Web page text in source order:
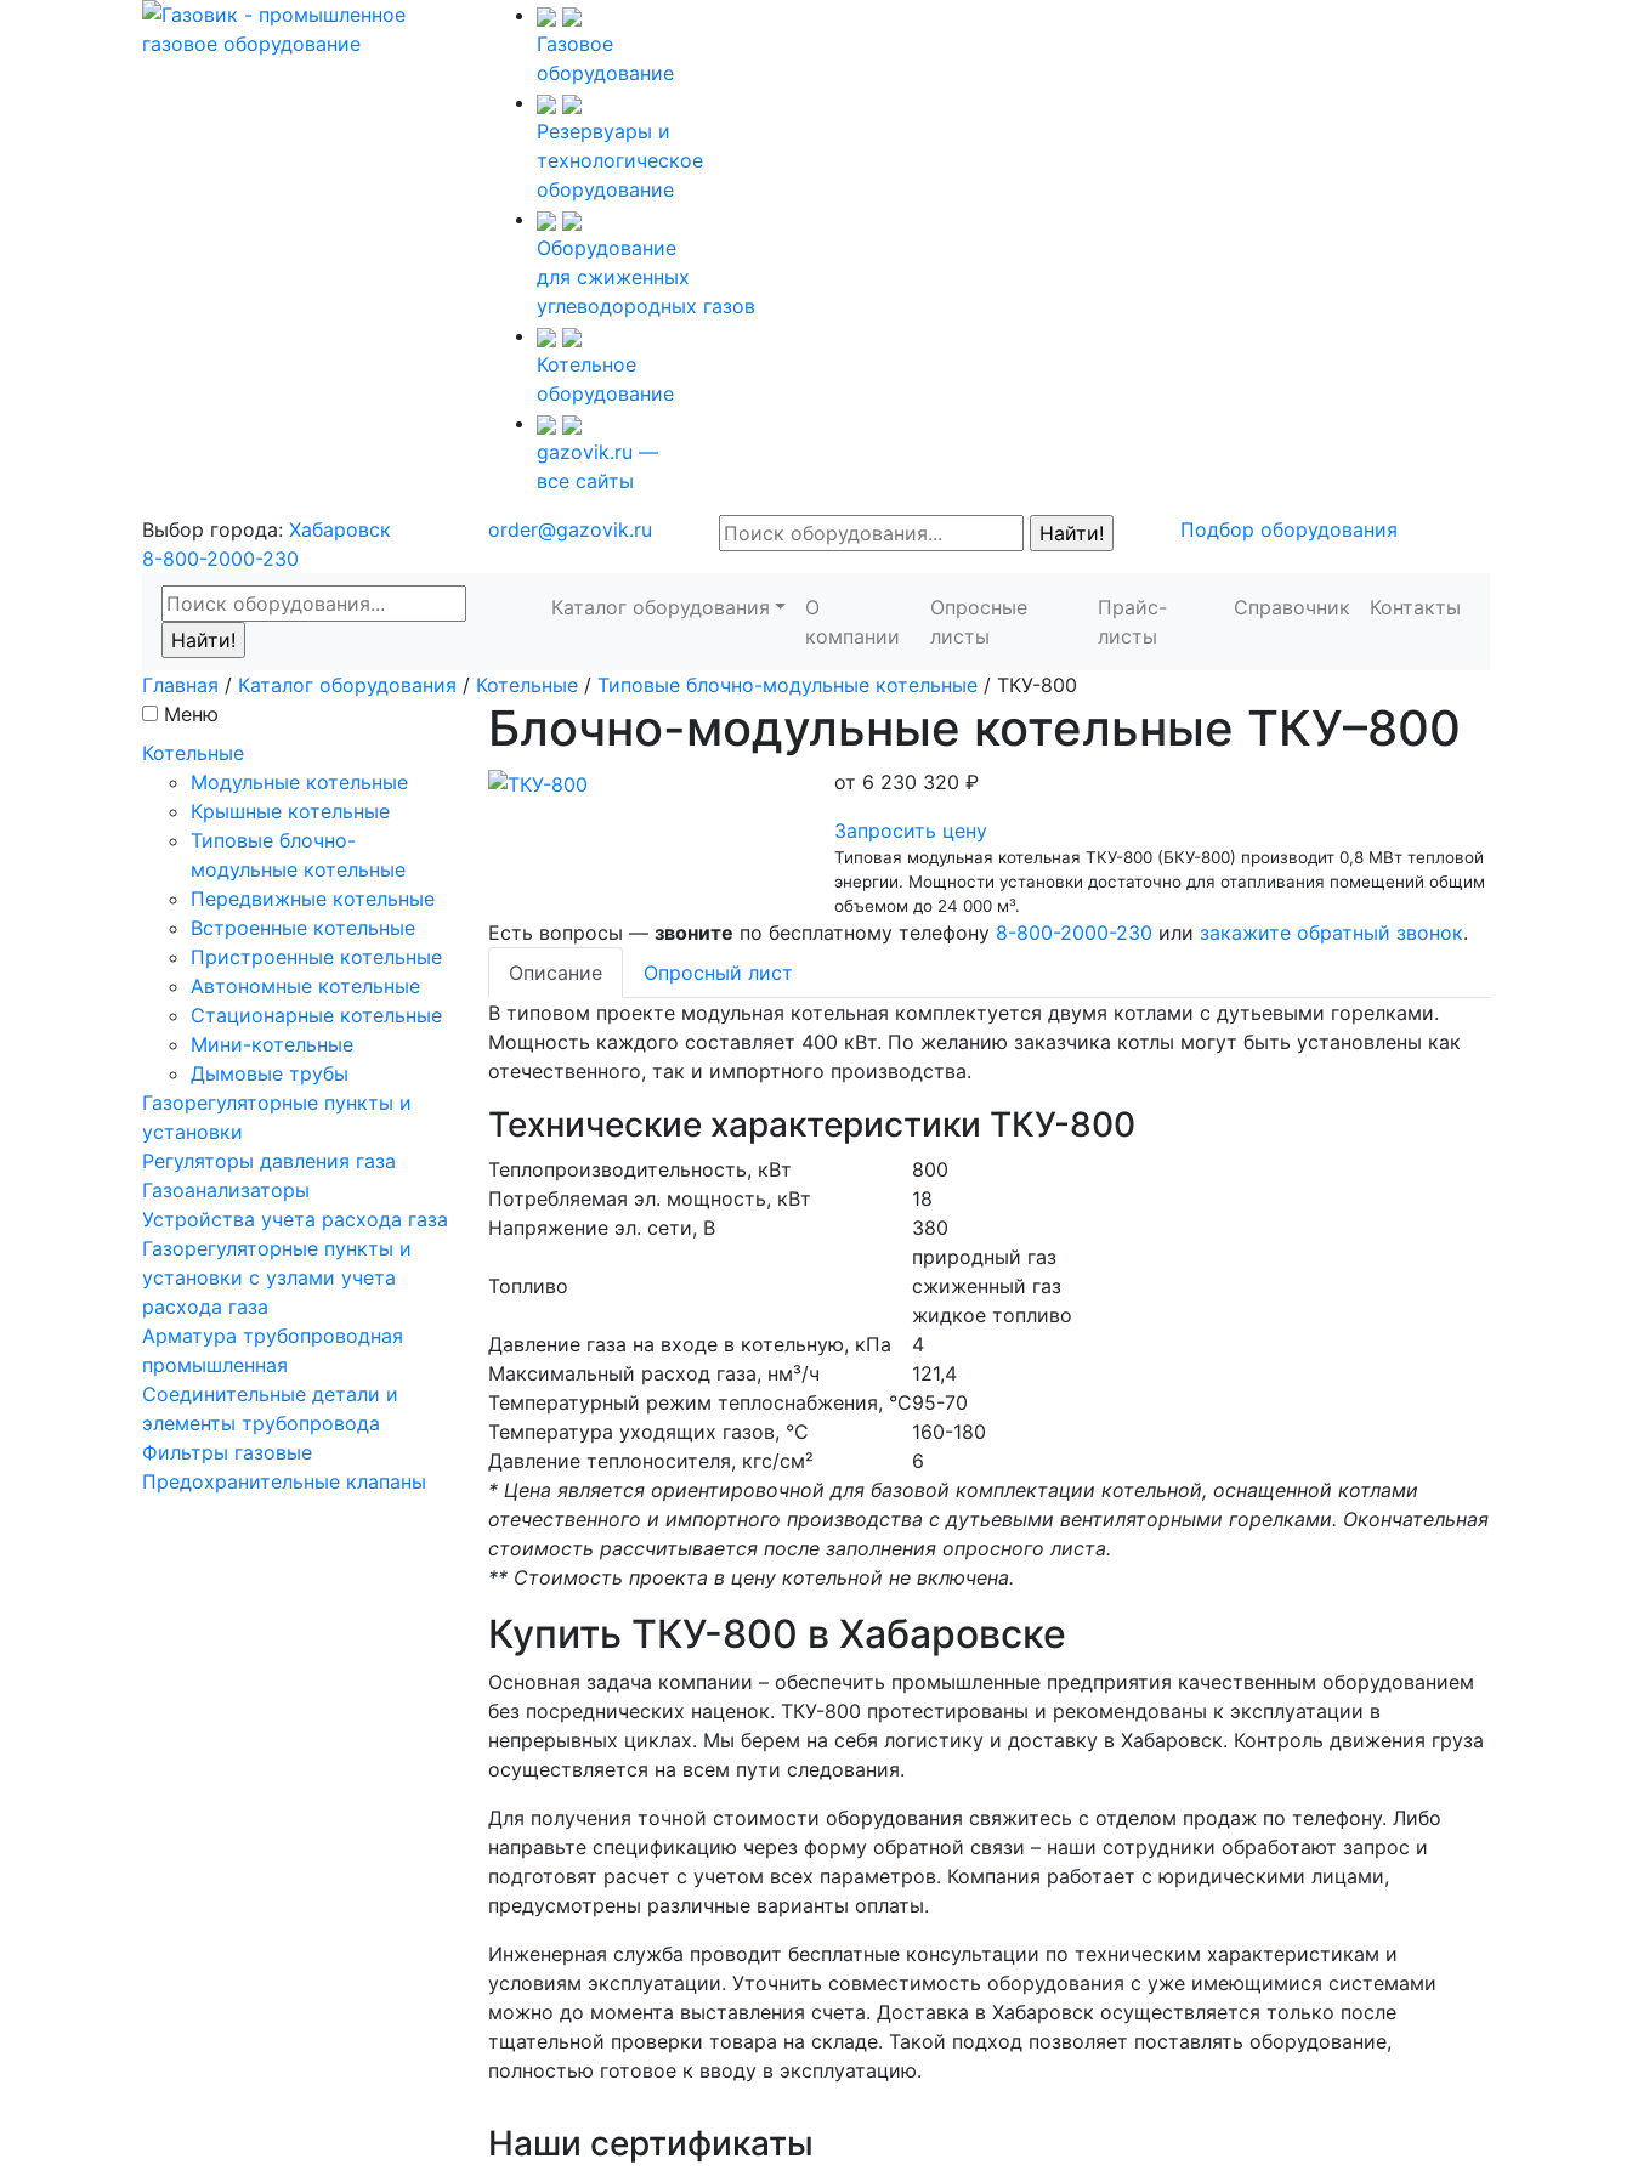
Газовое
оборудование
Резервуары и
технологическое
оборудование
Оборудование
для сжиженных
углеводородных газов
Котельное
оборудование
gazovik.ru —
все сайты
Выбор города: Хабаровск
8-800-2000-230
order@gazovik.ru Подбор оборудования
Каталог оборудования
О
компании
Опросные
листы
Прайс-
листы
Справочник Контакты
Главная / Каталог оборудования / Котельные / Типовые блочно-модульные котельные / ТКУ-800
Меню
Котельные
Модульные котельные
Крышные котельные
Типовые блочно-
модульные котельные
Передвижные котельные
Встроенные котельные
Пристроенные котельные
Автономные котельные
Стационарные котельные
Мини-котельные
Дымовые трубы
Газорегуляторные пункты и
установки
Регуляторы давления газа
Газоанализаторы
Устройства учета расхода газа
Газорегуляторные пункты и
установки с узлами учета
расхода газа
Арматура трубопроводная
промышленная
Соединительные детали и
элементы трубопровода
Фильтры газовые
Предохранительные клапаны
Блочно-модульные котельные ТКУ–800
от 6 230 320 ₽
Запросить цену
Типовая модульная котельная ТКУ-800 (БКУ-800) производит 0,8 МВт тепловой
энергии. Мощности установки достаточно для отапливания помещений общим
объемом до 24 000 м³.
Есть вопросы — звоните по бесплатному телефону 8-800-2000-230 или закажите обратный звонок.
Описание
Опросный лист
В типовом проекте модульная котельная комплектуется двумя котлами с дутьевыми горелками.
Мощность каждого составляет 400 кВт. По желанию заказчика котлы могут быть установлены как
отечественного, так и импортного производства.
Технические характеристики ТКУ-800
Теплопроизводительность, кВт
800
Потребляемая эл. мощность, кВт
18
Напряжение эл. сети, В
380
Топливо
природный газ
сжиженный газ
жидкое топливо
Давление газа на входе в котельную, кПа
4
Максимальный расход газа, нм³/ч
121,4
Температурный режим теплоснабжения, °С95-70
Температура уходящих газов, °С
160-180
Давление теплоносителя, кгс/см²
6
* Цена является ориентировочной для базовой комплектации котельной, оснащенной котлами
отечественного и импортного производства с дутьевыми вентиляторными горелками. Окончательная
стоимость рассчитывается после заполнения опросного листа.
** Стоимость проекта в цену котельной не включена.
Купить ТКУ-800 в Хабаровске
Основная задача компании – обеспечить промышленные предприятия качественным оборудованием
без посреднических наценок. ТКУ-800 протестированы и рекомендованы к эксплуатации в
непрерывных циклах. Мы берем на себя логистику и доставку в Хабаровск. Контроль движения груза
осуществляется на всем пути следования.
Для получения точной стоимости оборудования свяжитесь с отделом продаж по телефону. Либо
направьте спецификацию через форму обратной связи – наши сотрудники обработают запрос и
подготовят расчет с учетом всех параметров. Компания работает с юридическими лицами,
предусмотрены различные варианты оплаты.
Инженерная служба проводит бесплатные консультации по техническим характеристикам и
условиям эксплуатации. Уточнить совместимость оборудования с уже имеющимися системами
можно до момента выставления счета. Доставка в Хабаровск осуществляется только после
тщательной проверки товара на складе. Такой подход позволяет поставлять оборудование,
полностью готовое к вводу в эксплуатацию.
Наши сертификаты